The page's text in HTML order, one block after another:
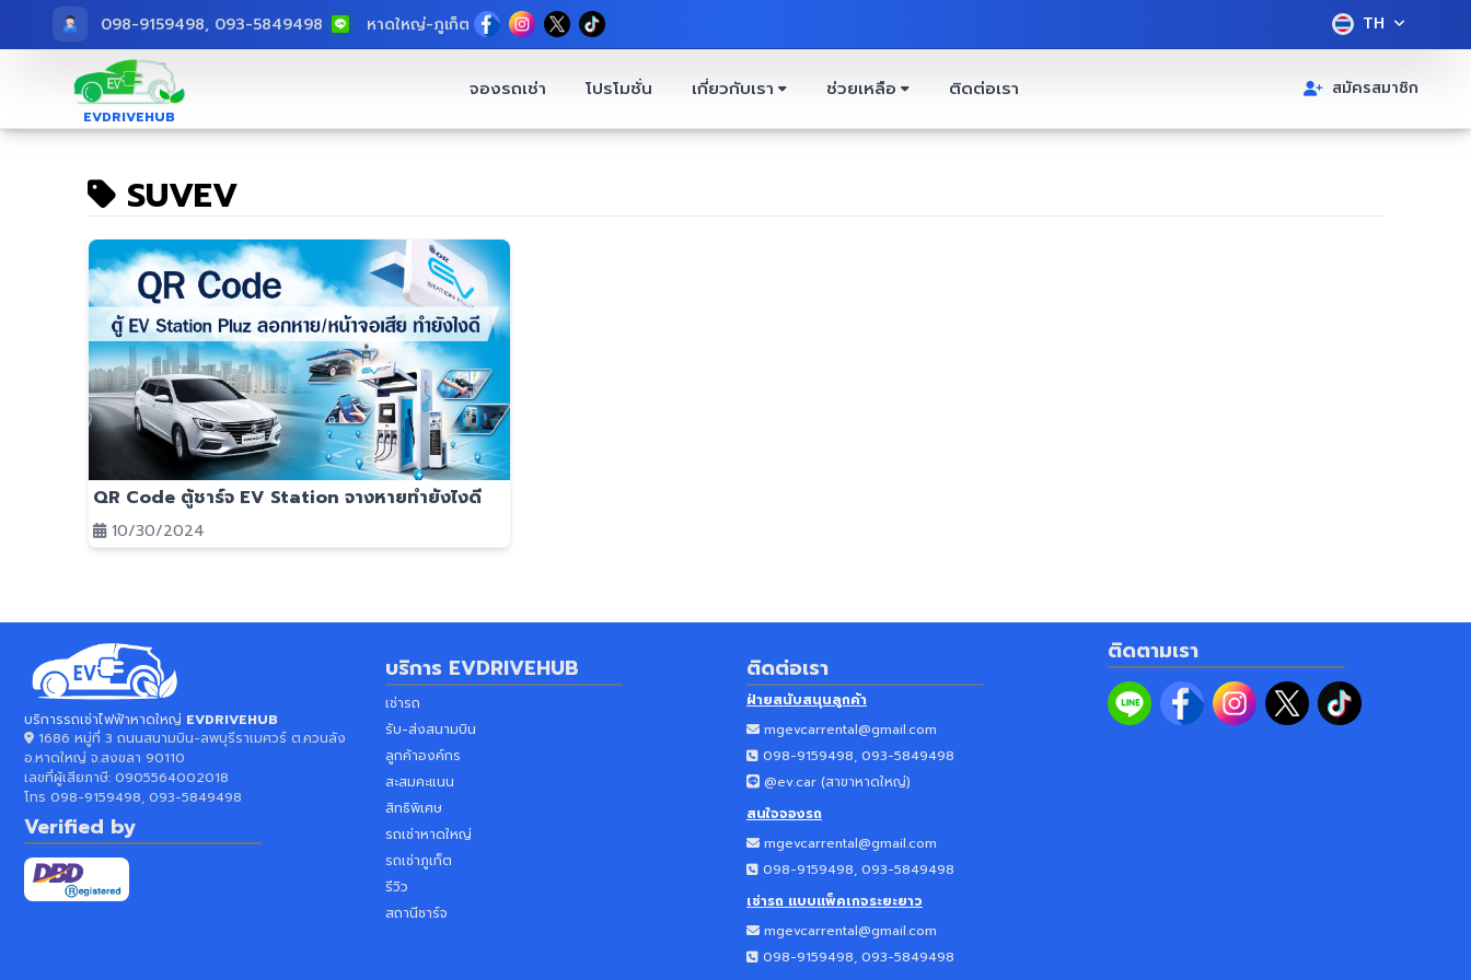
098-9159498, 093-5849498 หาดใหญ่-ภูเก็ต TH
EVDRIVEHUB
จองรถเช่า โปรโมชั่น เกี่ยวกับเรา ช่วยเหลือ ติดต่อเรา สมัครสมาชิก
SUVEV
QR Code ตู้ชาร์จ EV Station จางหายทำยังไงดี
10/30/2024
บริการรถเช่าไฟฟ้าหาดใหญ่ EVDRIVEHUB
1686 หมู่ที่ 3 ถนนสนามบิน-ลพบุรีราเมศวร์ ต.ควนลัง
อ.หาดใหญ่ จ.สงขลา 90110
เลขที่ผู้เสียภาษี: 0905564002018
โทร 098-9159498, 093-5849498
Verified by
บริการ EVDRIVEHUB
เช่ารถ
รับ-ส่งสนามบิน
ลูกค้าองค์กร
สะสมคะแนน
สิทธิพิเศษ
รถเช่าหาดใหญ่
รถเช่าภูเก็ต
รีวิว
สถานีชาร์จ
ติดต่อเรา
ฝ่ายสนับสนุนลูกค้า
mgevcarrental@gmail.com
098-9159498, 093-5849498
@ev.car (สาขาหาดใหญ่)
สนใจจองรถ
mgevcarrental@gmail.com
098-9159498, 093-5849498
เช่ารถ แบบแพ็คเกจระยะยาว
mgevcarrental@gmail.com
098-9159498, 093-5849498
ติดตามเรา